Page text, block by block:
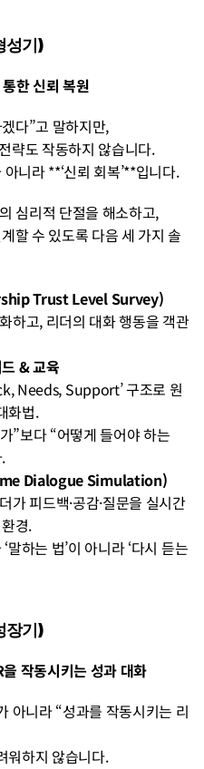
성기)
한 신뢰 복원
다”고 말하지만,
략도 작동하지 않습니다.
니라 **‘신뢰 회복’**입니다.
심리적 단절을 해소하고,
할 수 있도록 다음 세 가지 솔
Trust Level Survey)
& 교육
화법.
Dialogue Simulation)
경.
하는 법’이 아니라 ‘다시 듣는
장기)
작동시키는 성과 대화
아니라 “성과를 작동시키는 리
워하지 않습니다.